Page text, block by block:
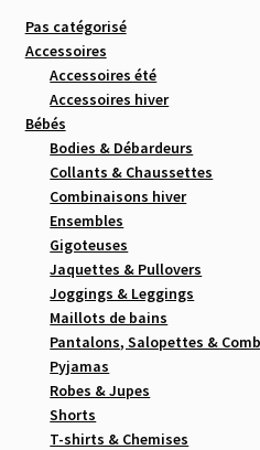
Pas catégorisé
Accessoires
Accessoires été
Accessoires hiver
Bébés
Bodies & Débardeurs
Collants & Chaussettes
Combinaisons hiver
Ensembles
Gigoteuses
Jaquettes & Pullovers
Joggings & Leggings
Maillots de bains
Pantalons, Salopettes &
Pyjamas
Robes & Jupes
Shorts
T-shirts & Chemises